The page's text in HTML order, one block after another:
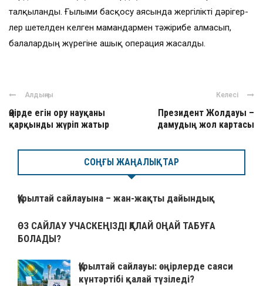
талқыланды. Ғылыми басқосу аясында жергілікті дәрі­гер­
лер шетелден келген мамандармен тәжірибе алмасып,
балалардың жүрегіне ашық операция жасалды.
Алдыңғы
Өңірде егін ору науқаны
қарқынды жүріп жатыр
Келесі
Президент Жолдауы –
дамудың жол картасы
СОҢҒЫ ЖАҢАЛЫҚТАР
Құрылтай сайлауына – жан-жақты дайындық
ӨЗ САЙЛАУ УЧАСКЕҢІЗДІ ҚАЛАЙ ОҢАЙ ТАБУҒА
БОЛАДЫ?
Құрылтай сайлауы: өңірлерде саяси
күнтәртібі қалай түзіледі?